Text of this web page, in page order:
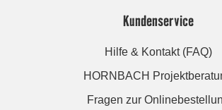
Kundenservice
Hilfe & Kontakt (FAQ)
HORNBACH
Fragen zur